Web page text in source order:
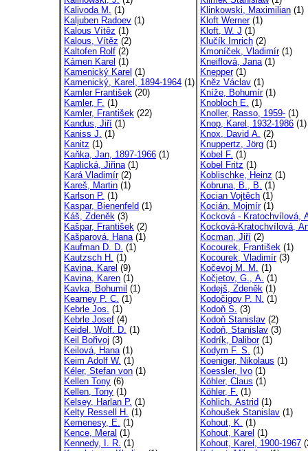
Kalivoda M. (1)
Kaljuben Radoev (1)
Kalous Vítěz (1)
Kalous, Vítěz (2)
Kaltofen Rolf (2)
Kámen Karel (1)
Kamenický Karel (1)
Kamenický, Karel, 1894-1964 (1)
Kamler František (20)
Kamler, F. (1)
Kamler, František (22)
Kandus, Jiří (1)
Kaniss J. (1)
Kanitz (1)
Kaňka, Jan, 1897-1966 (1)
Kaplická, Jiřina(1)
Kará Vladimír(2)
Kareš, Martin (1)
Karlson P. (1)
Kaspar, Bienenfeld (1)
Káš, Zdeněk (3)
Kašpar, František (2)
Kašparová, Hana(1)
Kaufman D. D. (1)
Kautzsch H. (1)
Kavina, Karel (9)
Kavina, Karen (1)
Kavka, Bohumil (1)
Kearney P. C. (1)
Kebrle Jos. (1)
Kebrle Josef (4)
Keidel, Wolf. D. (1)
Keil Bořivoj (3)
Keilová, Hana(1)
Keim Adolf W. (1)
Kéler, Stefan von (1)
Kellen Tony (6)
Kellen, Tony (1)
Kelsey, Harlan P. (1)
Kelty Ressell H. (1)
Kemenesy, E. (1)
Kence, Meral (1)
Kennedy, I. R. (1)
Klinkowski, Maximilian (1)
Kloft Werner(1)
Kloft, W. J (1)
Klučík Imrich (2)
Kmoníček, Vladimír(1)
Kneiflová, Jana(1)
Knepper(1)
Kněz Václav (1)
Kníže, Bohumír(1)
Knobloch E. (1)
Knoller, Rasso, 1959- (1)
Knop, Karel, 1932-1986 (1)
Knox, David A. (2)
Knuppertz, Jörg (1)
Kobel F. (1)
Kobel Fritz (1)
Koblischke, Heinz (1)
Kobruna, B., B. (1)
Kocian Vojtěch (1)
Kocián, Mojmír(1)
Kocková - Kratochvílová,
Kocková-Kratochvílová,
Kocman, Jiří (2)
Kocourek, František (1)
Kocourek, Vladimír(3)
Kočevoj M. M. (1)
Kočjetov, G., A. (1)
Kodejš, Zdeněk (1)
Kodočigov P. N. (1)
Kodoň S. (3)
Kodoň Stanislav (2)
Kodoň, Stanislav (3)
Kodrík, Dalibor(1)
Kodym F. S. (1)
Koeniger, Nikolaus (1)
Koessler, Ivo (1)
Köhler, Claus (1)
Köhler, F. (1)
Kohlich, Astrid (1)
Kohoušek Stanislav (1)
Kohout, K. (1)
Kohout, Karel (1)
Kohout, Karel, 1900-1967